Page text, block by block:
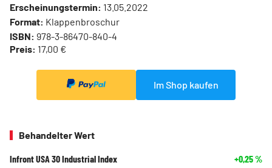
Erscheinungstermin: 13.05.2022
Format: Klappenbroschur
ISBN: 978-3-86470-840-4
Preis: 17,00 €
Im Shop kaufen
Behandelter Wert
Infront USA 30 Industrial Index +0,25%